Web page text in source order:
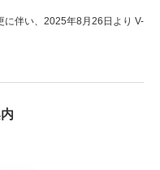
に伴い、2025年8月26日より V-